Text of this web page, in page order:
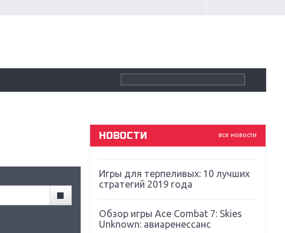
все новости
НОВОСТИ
Souls
Far Cry 5: хвалить нельзя ругать
Игры для терпеливых: 10 лучших
стратегий 2019 года
Обзор игры Ace Combat 7: Skies
Unknown: авиаренессанс